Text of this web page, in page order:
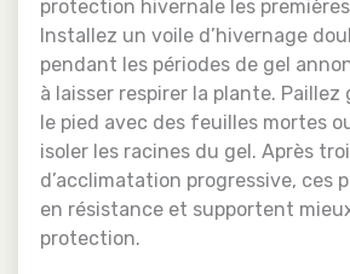
protection hivernale les
Installez un voile d’hivernage
pendant les périodes de gel
à laisser respirer la plante.
le pied avec des feuilles mortes
isoler les racines du gel. Après
d’acclimatation progressive, ces
en résistance et supportent
protection.